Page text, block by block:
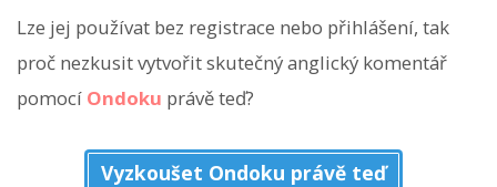
Lze jej používat bez registrace nebo přihlášení, tak
proč nezkusit vytvořit skutečný anglický komentář
pomocí Ondoku právě teď?
Vyzkoušet Ondoku právě teď